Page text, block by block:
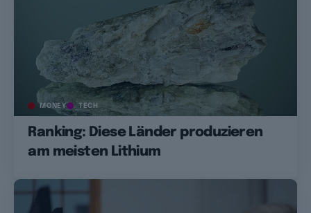
MONEY TECH
Ranking: Diese Länder produzieren
am meisten Lithium